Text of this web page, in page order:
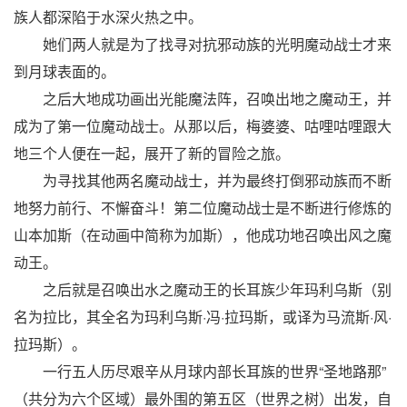
族人都深陷于水深火热之中。
她们两人就是为了找寻对抗邪动族的光明魔动战士才来
到月球表面的。
之后大地成功画出光能魔法阵，召唤出地之魔动王，并
成为了第一位魔动战士。从那以后，梅婆婆、咕哩咕哩跟大
地三个人便在一起，展开了新的冒险之旅。
为寻找其他两名魔动战士，并为最终打倒邪动族而不断
地努力前行、不懈奋斗！第二位魔动战士是不断进行修炼的
山本加斯（在动画中简称为加斯），他成功地召唤出风之魔
动王。
之后就是召唤出水之魔动王的长耳族少年玛利乌斯（别
名为拉比，其全名为玛利乌斯·冯·拉玛斯，或译为马流斯·风·
拉玛斯）。
一行五人历尽艰辛从月球内部长耳族的世界“圣地路那”
（共分为六个区域）最外围的第五区（世界之树）出发，自